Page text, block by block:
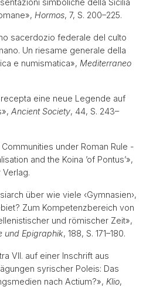
simboliche della Sicilia
Hormos, 7, S. 200–225.
sacerdozio federale del culto
Un riesame generale della
e numismatica», Mediterraneo
recepta eine neue Legende auf
Ancient Society, 44, S. 243–
Communities under Roman Rule -
and the Koina ’of Pontus’»,
Verlag.
über wie viele ‹Gymnasien›,
Zum Kompetenzbereich von
und römischer Zeit»,
und Epigraphik, 188, S. 171–180.
VII. auf einer Inschrift aus
syrischer Poleis: Das
nach Actium?», Klio,